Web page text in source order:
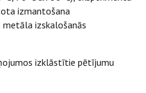
izmantošana
izskalošanās
izklāstītie pētījumu